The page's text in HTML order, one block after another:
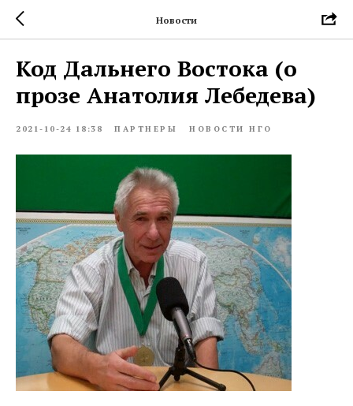
Новости
Код Дальнего Востока (о
прозе Анатолия Лебедева)
2021-10-24 18:38 ПАРТНЕРЫ НОВОСТИ НГО